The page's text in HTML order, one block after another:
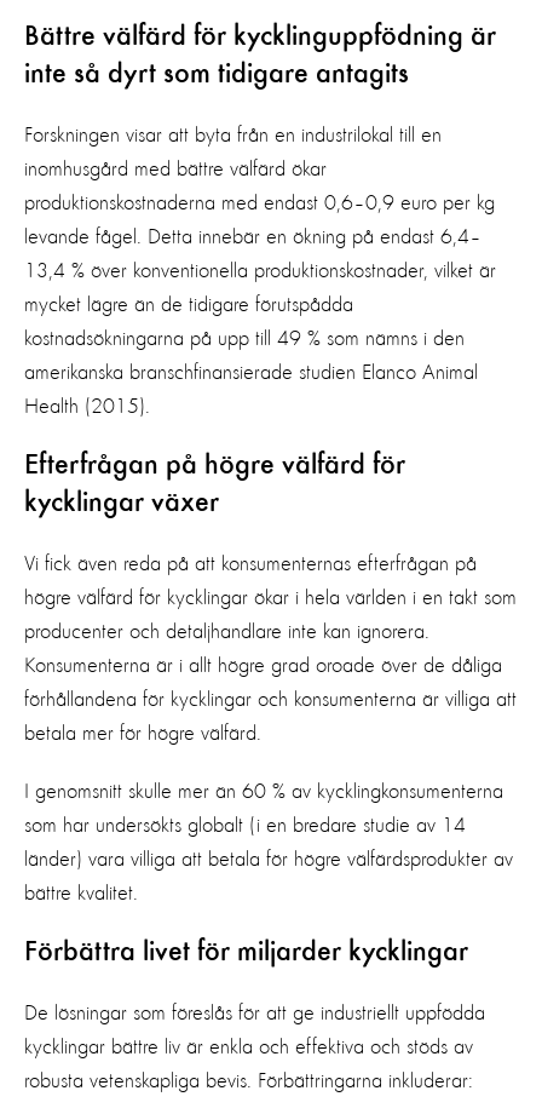
Bättre välfärd för kycklinguppfödning är
inte så dyrt som tidigare antagits
Forskningen visar att byta från en industrilokal till en
inomhusgård med bättre välfärd ökar
produktionskostnaderna med endast 0,6–0,9 euro per kg
levande fågel. Detta innebär en ökning på endast 6,4–
13,4 % över konventionella produktionskostnader, vilket är
mycket lägre än de tidigare förutspådda
kostnadsökningarna på upp till 49 % som nämns i den
amerikanska branschfinansierade studien Elanco Animal
Health (2015).
Efterfrågan på högre välfärd för
kycklingar växer
Vi fick även reda på att konsumenternas efterfrågan på
högre välfärd för kycklingar ökar i hela världen i en takt som
producenter och detaljhandlare inte kan ignorera.
Konsumenterna är i allt högre grad oroade över de dåliga
förhållandena för kycklingar och konsumenterna är villiga att
betala mer för högre välfärd.
I genomsnitt skulle mer än 60 % av kycklingkonsumenterna
som har undersökts globalt (i en bredare studie av 14
länder) vara villiga att betala för högre välfärdsprodukter av
bättre kvalitet.
Förbättra livet för miljarder kycklingar
De lösningar som föreslås för att ge industriellt uppfödda
kycklingar bättre liv är enkla och effektiva och stöds av
robusta vetenskapliga bevis. Förbättringarna inkluderar: